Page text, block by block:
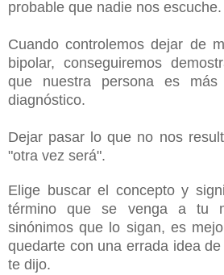
probable que nadie nos escuche.
Cuando controlemos dejar de
bipolar, conseguiremos
que nuestra persona es más
diagnóstico.
Dejar pasar lo que no nos
"otra vez será".
Elige buscar el concepto y
término que se venga a tu
sinónimos que lo sigan, es
quedarte con una errada idea
te dijo.